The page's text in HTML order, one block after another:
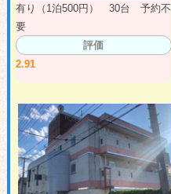
有り（1泊500円） 30台 予約不
要
評価
2.91